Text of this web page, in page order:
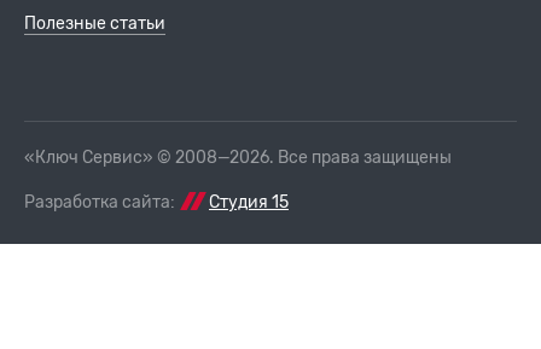
Полезные статьи
«Ключ Сервис» © 2008—2026. Все права защищены
Разработка сайта: Студия 15